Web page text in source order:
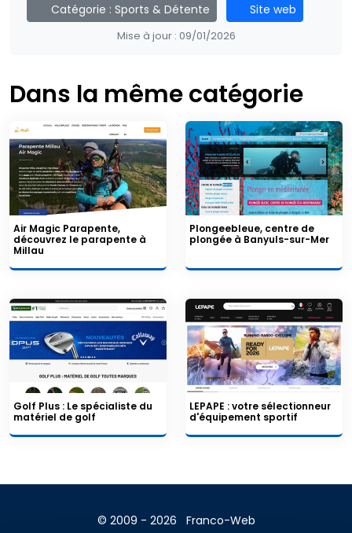
Catégorie : Sports & Détente Site web
Mise à jour : 09/01/2026
Dans la même catégorie
Air Magic Parapente,
découvrez le parapente à
Millau
Plongeebleue, centre de
plongée à Banyuls-sur-Mer
Golf Plus : Le spécialiste du
matériel de golf
LEPAPE : votre sélectionneur
d'équipement sportif
© 2009 - 2026 Franco-Web